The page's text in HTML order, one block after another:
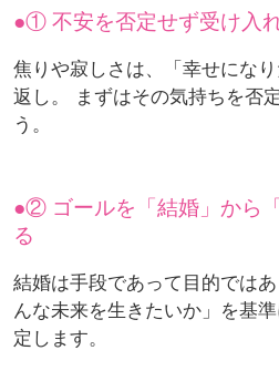
① 不安を否定せず受け入
焦りや寂しさは、「幸せにな
返し。 まずはその気持ちを否
う。
② ゴールを「結婚」から
る
結婚は手段であって目的では
んな未来を生きたいか」を基
定します。